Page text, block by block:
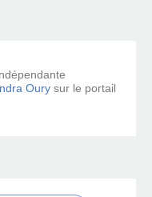
Oury sur le portail